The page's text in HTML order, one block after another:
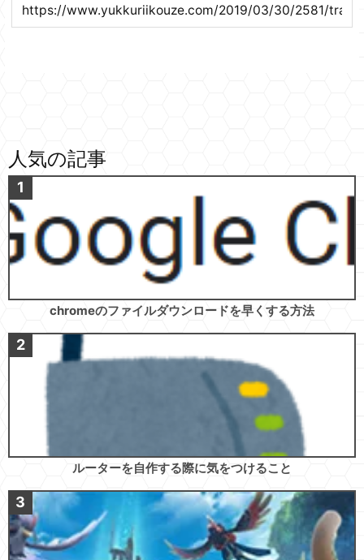
人気の記事
chromeのファイルダウンロードを早くする方法
ルーターを自作する際に気をつけること